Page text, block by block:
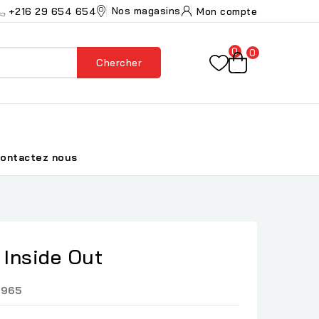
+216 29 654 654 Nos magasins Mon compte
Chercher
0 0
nous
Out